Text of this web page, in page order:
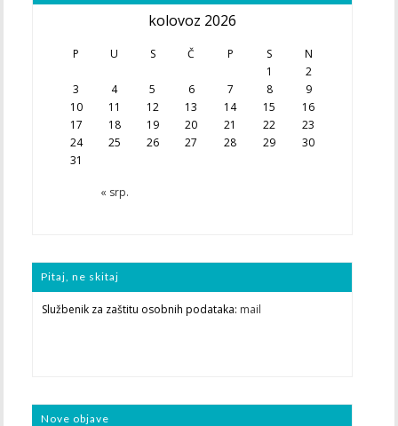
kolovoz 2026
P U S Č P S N
« srp.
1
2
3
4 5 6 7 8
9
10
11 12 13 14 15
16
17
18 19 20 21 22
23
24
25 26 27 28 29
30
31
Pitaj, ne skitaj
Službenik za zaštitu osobnih podataka: mail
Nove objave